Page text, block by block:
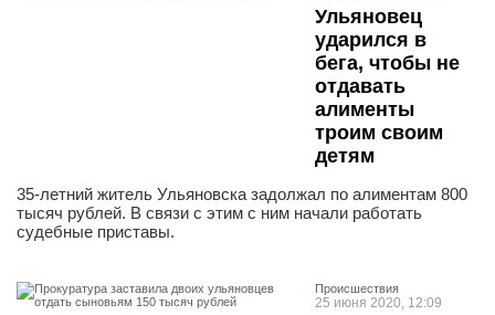
Ульяновец
ударился в
бега, чтобы не
отдавать
алименты
троим своим
детям
35-летний житель Ульяновска задолжал по алиментам 800
тысяч рублей. В связи с этим с ним начали работать
судебные приставы.
Проиcшествия
25 июня 2020, 12:09